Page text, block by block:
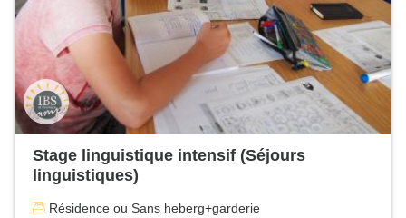
Stage linguistique intensif (Séjours
linguistiques)
Résidence ou Sans heberg+garderie